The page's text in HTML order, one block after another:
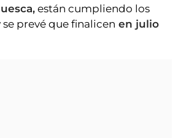
están cumpliendo los
prevé que finalicen en julio